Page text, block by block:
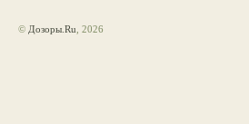
© Дозоры.Ru , 2026